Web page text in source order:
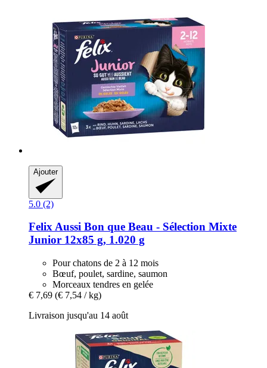
Ajouter
5.0 (2)
FelixAussi Bon que Beau -​ Sélection Mixte
Junior 12x85 g, 1.020 g
Pour chatons de 2 à 12 mois
Bœuf, poulet, sardine, saumon
Morceaux tendres en gelée
€ 7,69 (€ 7,54 / kg)
Livraison jusqu'au 14 août